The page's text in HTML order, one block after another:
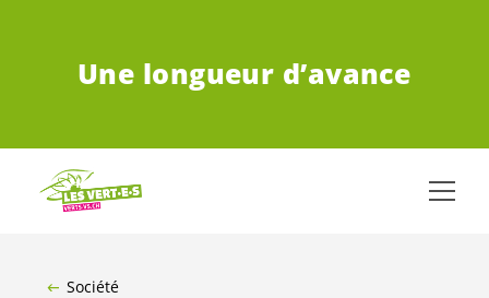
Une longueur d’avance
Société